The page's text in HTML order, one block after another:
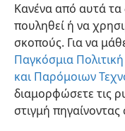
Κανένα από αυτά τα
πουληθεί ή να
σκοπούς. Για να
Παγκόσμια
και Παρόμοιων
διαμορφώσετε τις
στιγμή πηγαίνοντας
Copyright© 2026 Watch
Όροι Χρήσης